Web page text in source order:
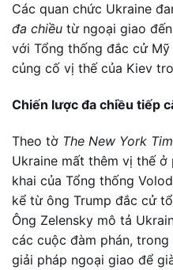
Các quan chức Ukraine
đa chiều từ ngoại giao
với Tổng thống đắc cử
củng cố vị thế của Kiev
Chiến lược đa chiều tiếp
Theo tờ The New York
Ukraine mất thêm vị thế
khai của Tổng thống
kể từ ông Trump đắc cử
Ông Zelensky mô tả
các cuộc đàm phán,
giải pháp ngoại giao để